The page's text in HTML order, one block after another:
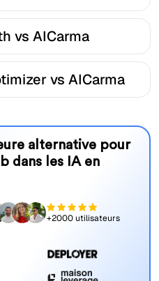
vs AICarma
vs AICarma
alternative pour
dans les IA en
+2000 utilisateurs